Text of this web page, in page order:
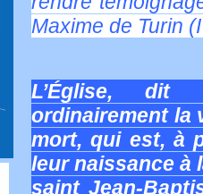
Maxime de Turin
L’Église, dit
ordinairement la
mort, qui est, à
leur naissance à
saint Jean-